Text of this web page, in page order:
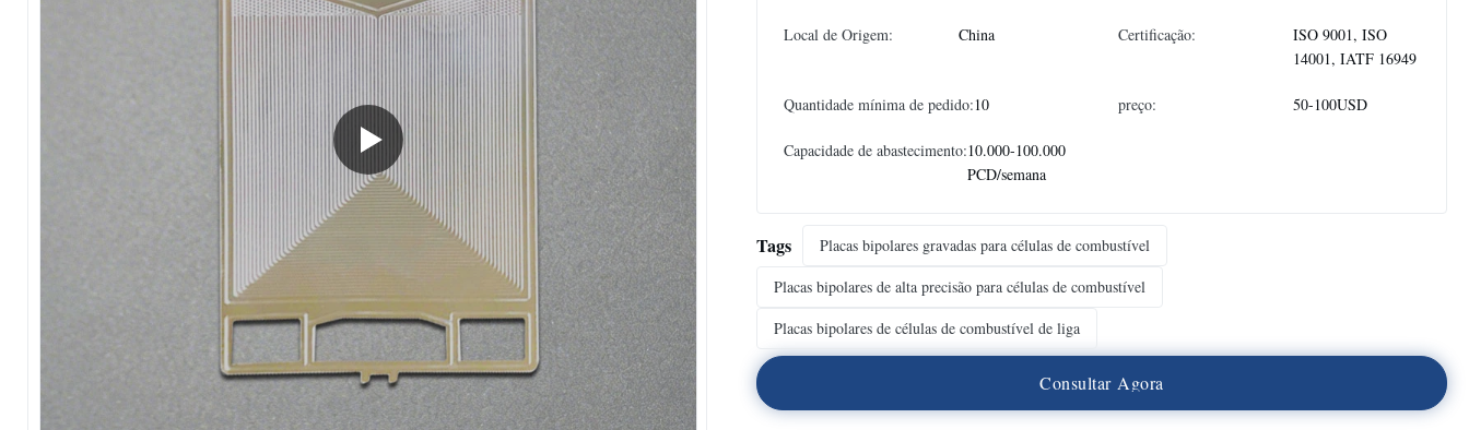
Local de Origem: China Certificação:
ISO 9001, ISO
14001, IATF 16949
Quantidade mínima de pedido:10 preço: 50-100USD
Capacidade de abastecimento:10.000-100.000
PCD/semana
Tags
Placas bipolares gravadas para células de combustível
Placas bipolares de alta precisão para células de combustível
Placas bipolares de células de combustível de liga
Consultar Agora